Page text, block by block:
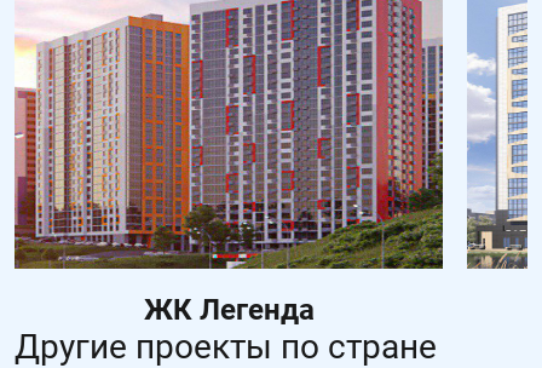
ЖК Легенда
Другие проекты по стране